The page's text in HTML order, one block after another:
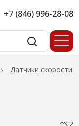
+7 (846) 996-28-08
Датчики скорости